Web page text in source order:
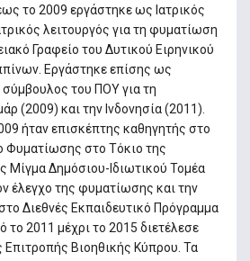
το 2009 εργάστηκε ως Ιατρικός
λειτουργός για τη φυματίωση
Γραφείο του Δυτικού Ειρηνικού
Εργάστηκε επίσης ως
του ΠΟΥ για τη
(2009) και την Ινδονησία (2011).
ήταν επισκέπτης καθηγητής στο
Φυματίωσης στο Τόκιο της
Μίγμα Δημόσιου-Ιδιωτικού Τομέα
έλεγχο της φυματίωσης και την
Διεθνές Εκπαιδευτικό Πρόγραμμα
2011 μέχρι το 2015 διετέλεσε
Επιτροπής Βιοηθικής Κύπρου. Τα